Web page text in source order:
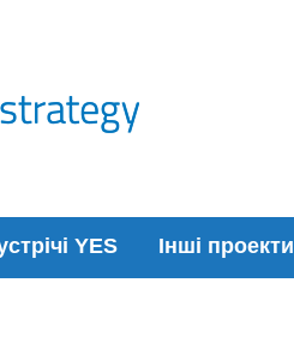
YES Інші проекти